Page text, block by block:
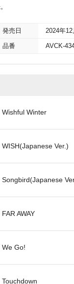
発売日 2024年12
品番 AVCK-
Wishful Winter
WISH(Japanese Ver.)
Songbird(Japanese
FAR AWAY
We Go!
Touchdown